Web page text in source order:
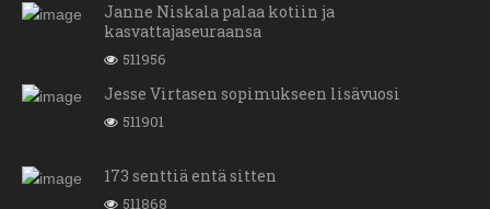
Janne Niskala palaa kotiin ja
kasvattajaseuraansa
511956
Jesse Virtasen sopimukseen lisävuosi
511901
173 senttiä entä sitten
511868